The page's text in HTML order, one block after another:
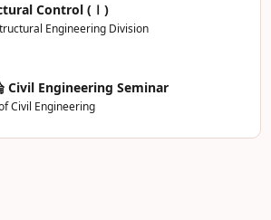
Control (Ⅰ)
Engineering Division
Civil Engineering Seminar
Civil Engineering